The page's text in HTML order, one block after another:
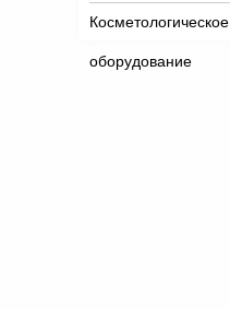
Косметологическое
оборудование